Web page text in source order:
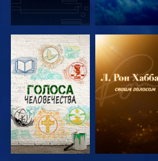
СМОТРЕТЬ
ПЕРЕДАЧИ
СМОТРЕТЬ
ПЕРЕДАЧИ